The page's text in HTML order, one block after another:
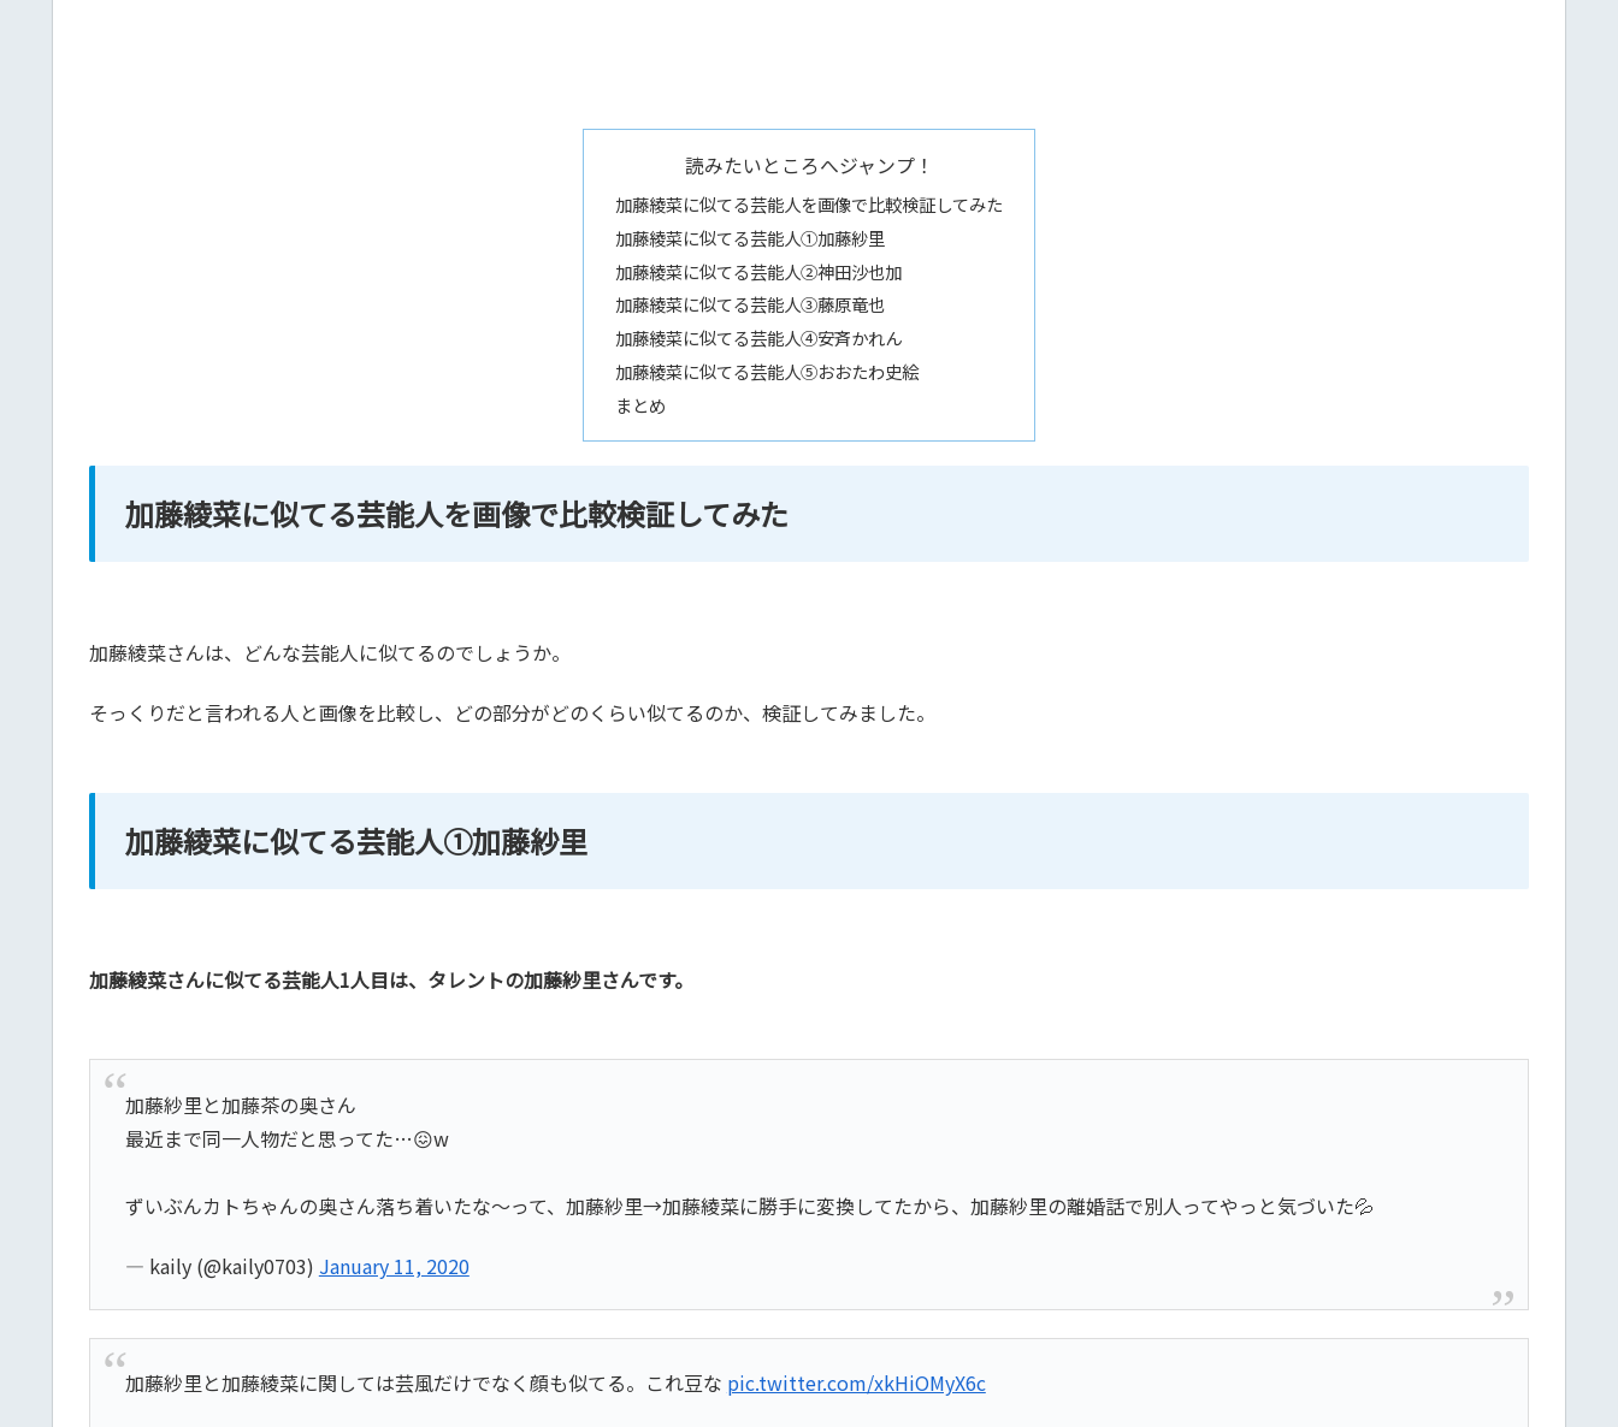
読みたいところへジャンプ！
加藤綾菜に似てる芸能人を画像で比較検証してみた
加藤綾菜に似てる芸能人①加藤紗里
加藤綾菜に似てる芸能人②神田沙也加
加藤綾菜に似てる芸能人③藤原竜也
加藤綾菜に似てる芸能人④安斉かれん
加藤綾菜に似てる芸能人⑤おおたわ史絵
まとめ
加藤綾菜に似てる芸能人を画像で比較検証してみた
加藤綾菜さんは、どんな芸能人に似てるのでしょうか。
そっくりだと言われる人と画像を比較し、どの部分がどのくらい似てるのか、検証してみました。
加藤綾菜に似てる芸能人①加藤紗里
加藤綾菜さんに似てる芸能人1人目は、タレントの加藤紗里さんです。
加藤紗里と加藤茶の奥さん
最近まで同一人物だと思ってた…😖w
ずいぶんカトちゃんの奥さん落ち着いたな〜って、加藤紗里→加藤綾菜に勝手に変換してたから、加藤紗里の離婚話で別人ってやっと気づいた💦
— kaily (@kaily0703) January 11, 2020
加藤紗里と加藤綾菜に関しては芸風だけでなく顔も似てる。これ豆な pic.twitter.com/xkHiOMyX6c